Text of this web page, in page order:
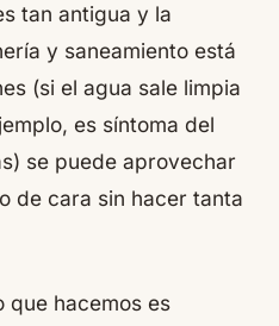
tan antigua y la
y saneamiento está
(si el agua sale limpia
es síntoma del
se puede aprovechar
de cara sin hacer tanta
que hacemos es